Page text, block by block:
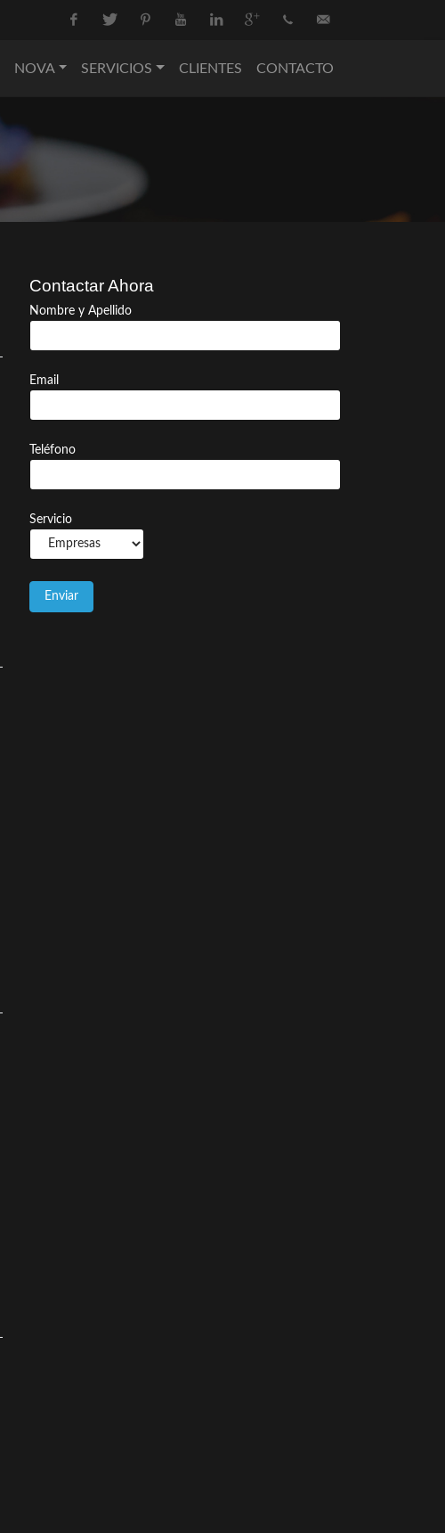
NOVA SERVICIOS CLIENTES CONTACTO
Contactar Ahora
Nombre y Apellido
Email
Teléfono
Servicio